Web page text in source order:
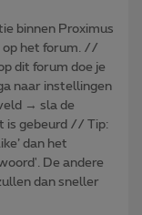
binnen Proximus
op het forum. //
dit forum doe je
naar instellingen
→ sla de
is gebeurd // Tip:
dan het
De andere
dan sneller